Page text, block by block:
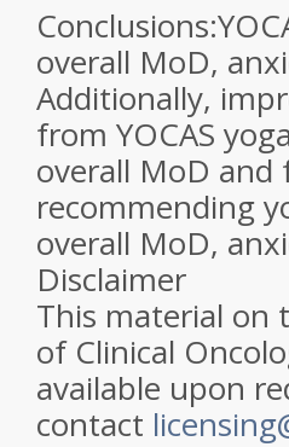
Conclusions:
overall MoD,
Additionally,
from YOCAS
overall MoD and
recommending
overall MoD,
Disclaimer
This material on
of Clinical
available upon
contact